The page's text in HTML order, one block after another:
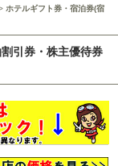
ホテルギフト券・宿泊券(宿
引券・株主優待券